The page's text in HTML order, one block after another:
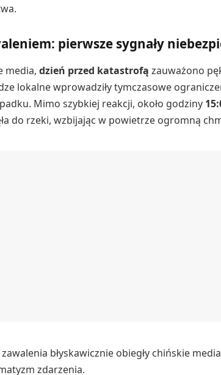
pierwsze sygnały
media,dzień przed katastrofą zauważono
lokalne wprowadziły tymczasowe
Mimo szybkiej reakcji, około godziny
do rzeki, wzbijając w powietrze ogromną
błyskawicznie obiegły chińskie
zdarzenia.